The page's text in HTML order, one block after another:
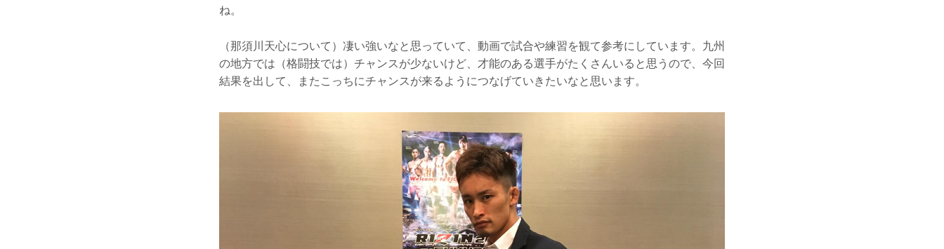
ね。
（那須川天心について）凄い強いなと思っていて、動画で試合や練習を観て参考にしています。九州
の地方では（格闘技では）チャンスが少ないけど、才能のある選手がたくさんいると思うので、今回
結果を出して、またこっちにチャンスが来るようにつなげていきたいなと思います。